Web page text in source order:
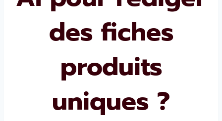
des fiches
produits
uniques ?